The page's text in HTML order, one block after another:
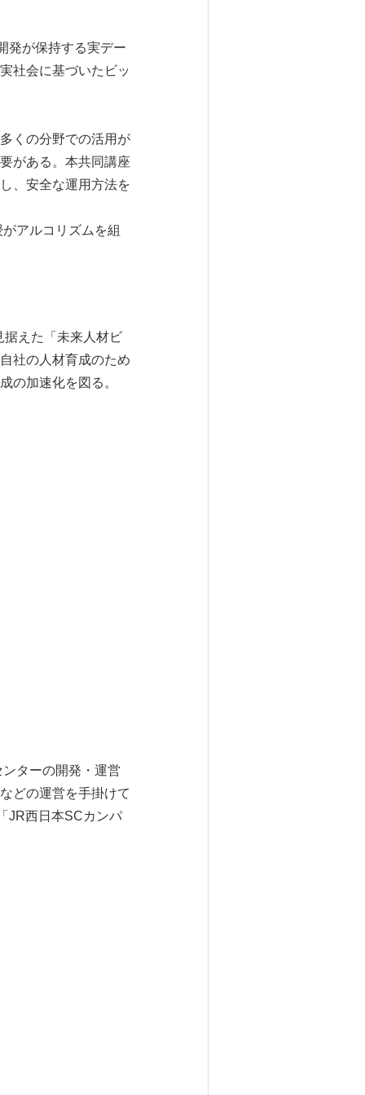
発が保持する実デー
社会に基づいたビッ
くの分野での活用が
がある。本共同講座
、安全な運用方法を
アルコリズムを組
えた「未来人材ビ
社の人材育成のため
の加速化を図る。
ターの開発・運営
どの運営を手掛けて
JR西日本SCカンパ